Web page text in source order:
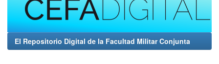
El Repositorio Digital de la Facultad Militar Conjunta